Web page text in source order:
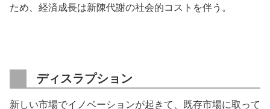
ため、経済成長は新陳代謝の社会的コストを伴う。
ディスラプション
新しい市場でイノベーションが起きて、既存市場に取って